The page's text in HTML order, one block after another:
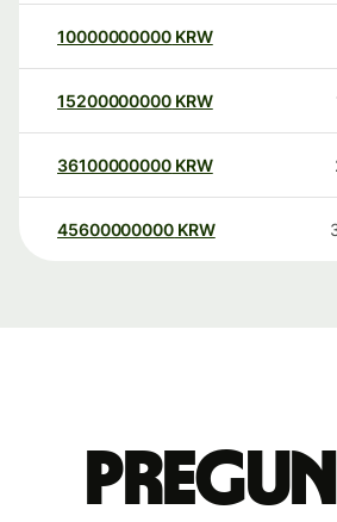
10000000000 KRW
15200000000 KRW
36100000000 KRW
45600000000 KRW